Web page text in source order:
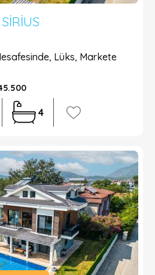
Lüks, Markete
4